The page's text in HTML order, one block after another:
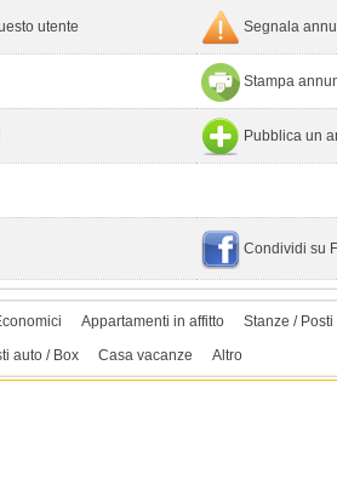
utente Segnala
Stampa
Pubblica un
Condividi su
Appartamenti in affitto
Stanze / Posti
auto / Box Casa vacanze Altro